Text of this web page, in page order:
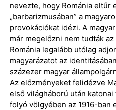
nevezte, hogy Románia eltűr
„barbarizmusában” a
provokációkat idézi. A
már megelőzni nem tudták
Románia legalább utólag
magyarázatot az
százezer magyar
Az előzményeket felidézve
első világháború után
folyó völgyében az 1916-ban